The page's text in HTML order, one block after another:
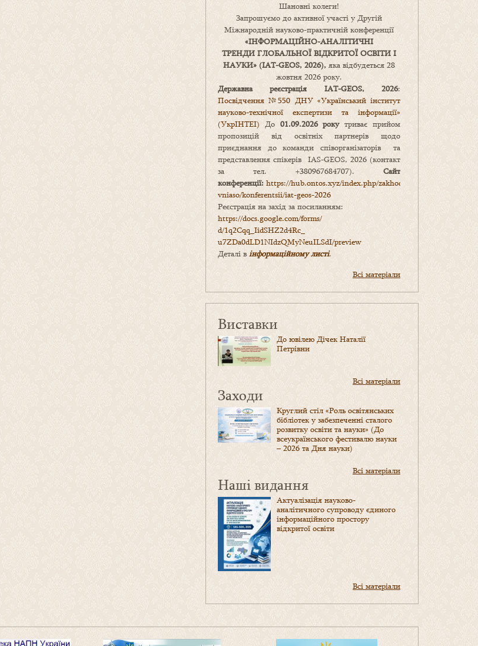
Шановні колеги!
Запрошуємо до активної участі у Другій
Міжнародній науково-практичній конференції
«ІНФОРМАЦІЙНО-АНАЛІТИЧНІ
ТРЕНДИ ГЛОБАЛЬНОЇ ВІДКРИТОЇ ОСВІТИ І
НАУКИ» (IAT-GEOS, 2026), яка відбудеться 28
жовтня 2026 року.
Державна реєстрація IAT-GEOS, 2026:
Посвідчення №550 ДНУ «Український інститут
науково-технічної експертизи та інформації»
(УкрІНТЕІ) До 01.09.2026 рокутриває прийом
пропозицій від освітніх партнерів щодо
приєднання до команди співорганізаторів та
представлення спікерів IAS-GEOS, 2026 (контакт
за тел. +380967684707). Сайт
конференції: https://hub.ontos.xyz/index.php/zakhody-
vniaso/konferentsii/iat-geos-2026
Реєстрація на захід за посиланням:
https://docs.google.com/forms/
d/1q2Cqq_IidSHZ2d4Rc_
u7ZDa0dLD1NIdzQMyNeuILSdI/preview
Деталі в інформаційному листі.
Всі матеріали
Виставки
До ювілею Дічек Наталії
Петрівни
Всі матеріали
Заходи
Круглий стіл «Роль освітянських
бібліотек у забезпеченні сталого
розвитку освіти та науки» (До
всеукраїнського фестивалю науки
– 2026 та Дня науки)
Всі матеріали
Наші видання
Актуалізація науково-
аналітичного супроводу єдиного
інформаційного простору
відкритої освіти
Всі матеріали